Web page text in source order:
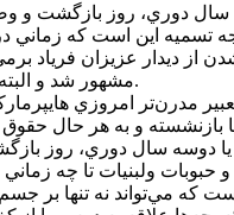
سال دوري، روز بازگشت
تسميه اين است که زماني
ديدار عزيزان فرياد
مشهور شد و البته بعدتر "خداحافظي" آن افتاد و همان "دروازه فريادها" باقي ماند.
و به هر حال حقوق
ولبنيات تا چه